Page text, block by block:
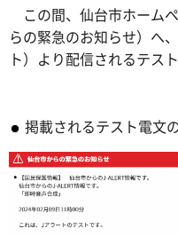
この間、仙台市ホーム
らの緊急のお知らせ）へ
ト）より配信されるテス
掲載されるテスト電文